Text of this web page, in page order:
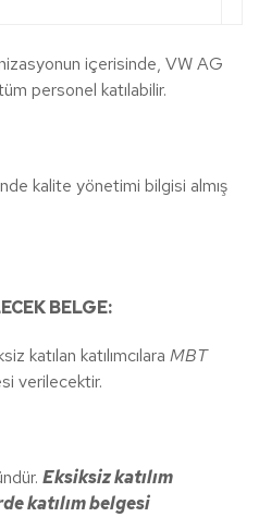
içerisinde, VW AG
personel katılabilir.
kalite yönetimi bilgisi almış
BELGE:
katılan katılımcılara MBT
verilecektir.
Eksiksiz katılım
katılım belgesi